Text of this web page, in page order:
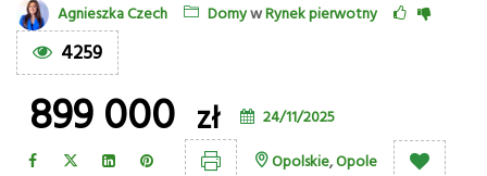
Agnieszka Czech DomywRynek pierwotny
4259
899 000 zł
24/11/2025
Opolskie,Opole